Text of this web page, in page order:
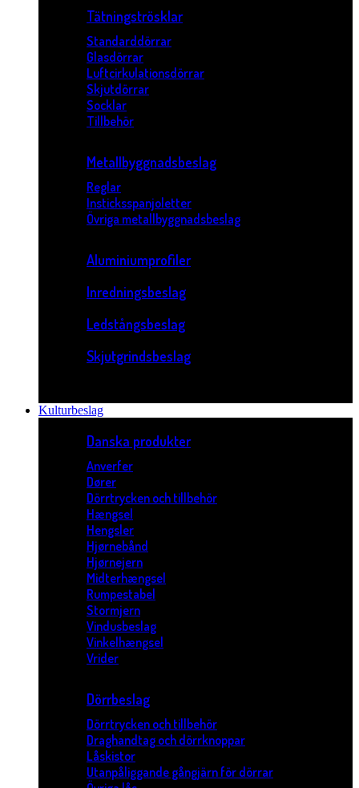
Tätningströsklar
Standarddörrar
Glasdörrar
Luftcirkulationsdörrar
Skjutdörrar
Socklar
Tillbehör
Metallbyggnadsbeslag
Reglar
Insticksspanjoletter
Övriga metallbyggnadsbeslag
Aluminiumprofiler
Inredningsbeslag
Ledstångsbeslag
Skjutgrindsbeslag
Kulturbeslag
Danska produkter
Anverfer
Dører
Dörrtrycken och tillbehör
Hængsel
Hengsler
Hjørnebånd
Hjørnejern
Midterhængsel
Rumpestabel
Stormjern
Vindusbeslag
Vinkelhængsel
Vrider
Dörrbeslag
Dörrtrycken och tillbehör
Draghandtag och dörrknoppar
Låskistor
Utanpåliggande gångjärn för dörrar